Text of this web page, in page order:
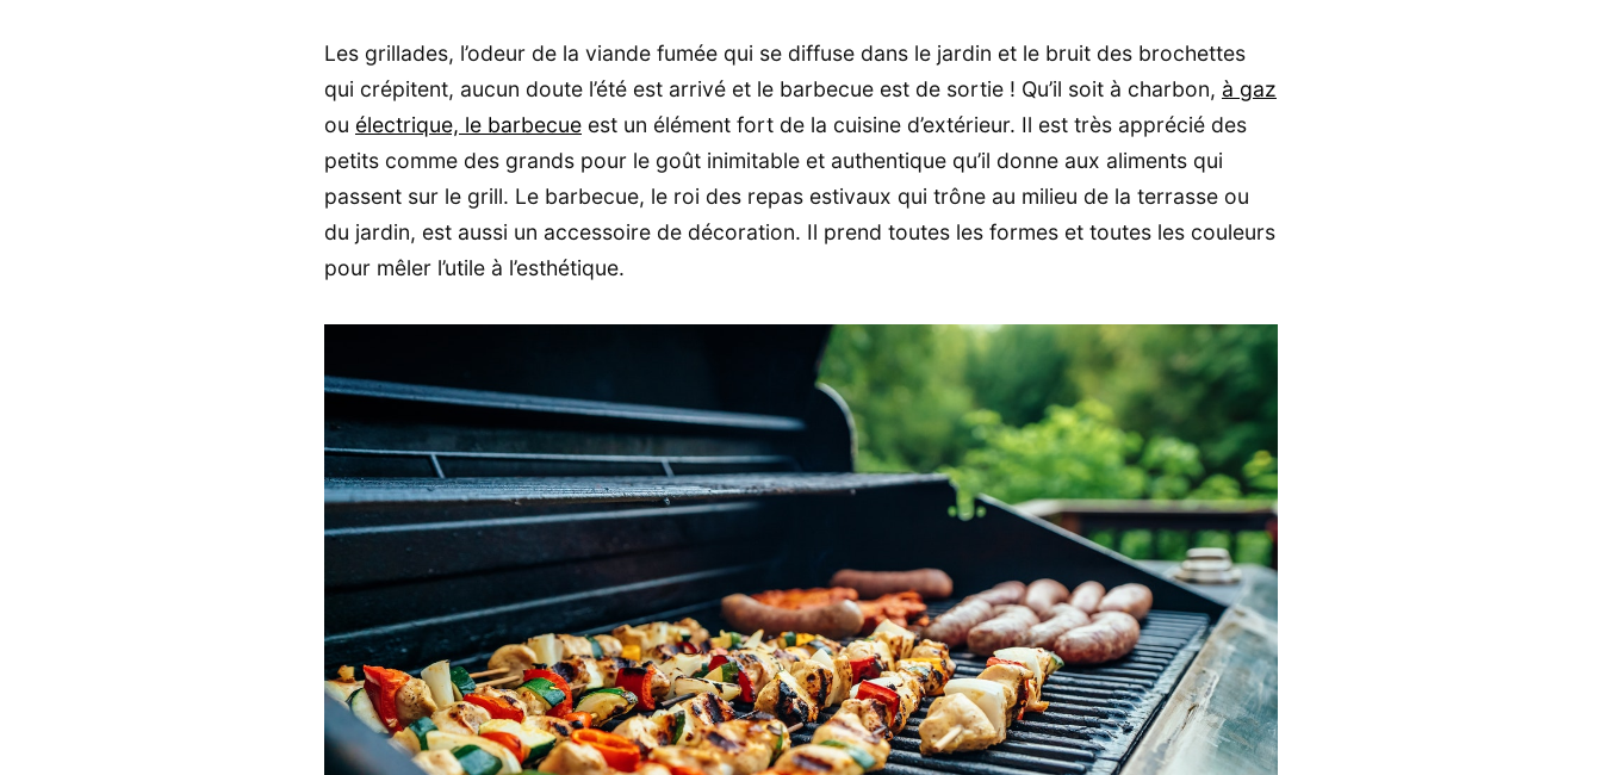
Les grillades, l’odeur de la viande fumée qui se diffuse dans le jardin et le bruit des brochettes
qui crépitent, aucun doute l’été est arrivé et le barbecue est de sortie ! Qu’il soit à charbon, à gaz
ou électrique, le barbecue est un élément fort de la cuisine d’extérieur. Il est très apprécié des
petits comme des grands pour le goût inimitable et authentique qu’il donne aux aliments qui
passent sur le grill. Le barbecue, le roi des repas estivaux qui trône au milieu de la terrasse ou
du jardin, est aussi un accessoire de décoration. Il prend toutes les formes et toutes les couleurs
pour mêler l’utile à l’esthétique.